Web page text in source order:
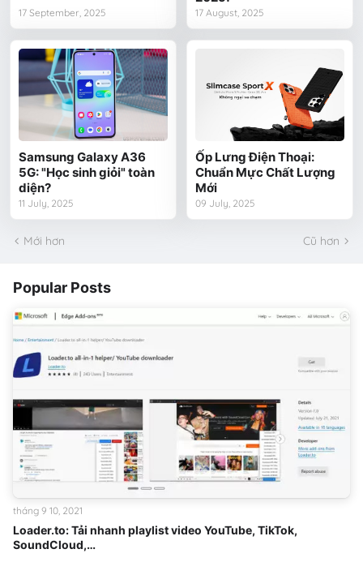
17 September, 2025 17 August, 2025
Samsung Galaxy A36
5G: "Học sinh giỏi" toàn
diện?
11 July, 2025
Ốp Lưng Điện Thoại:
Chuẩn Mực Chất Lượng
Mới
09 July, 2025
Mới hơn Cũ hơn
Popular Posts
Loader.to: Tải nhanh playlist video YouTube, TikTok,
SoundCloud,…
tháng 9 10, 2021